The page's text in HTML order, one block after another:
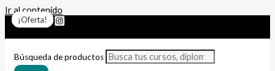
Ir al contenido
Búsqueda de productos
¡Oferta!
¡Oferta!
¡Oferta!
¡Oferta!
¡Oferta!
¡Oferta!
¡Oferta!